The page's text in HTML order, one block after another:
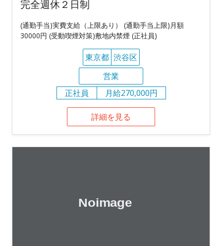
完全週休２日制
(通勤手当)実費支給（上限あり） (通勤手当上限)月額
30000円 (受動喫煙対策)敷地内禁煙 (正社員)
東京都 渋谷区
営業
正社員
月給270,000円
詳細を見る